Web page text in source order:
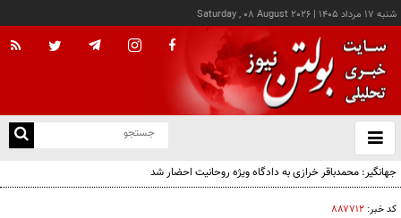
شنبه ۱۷ مرداد ۱۴۰۵ |
Saturday , 08 August 2026
باز
و
جهانگیر: محمدباقر خرازی به دادگاه ویژه روحانیت احضار شد
کد خبر: ۸۸۷۷۱۲